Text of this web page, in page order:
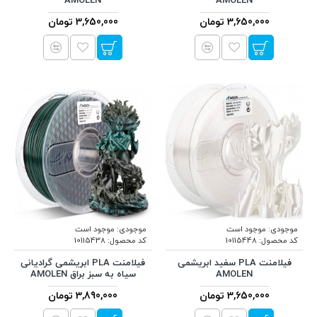
3,650,000 تومان 3,650,000 تومان
موجودی: موجود است
کد محصول:10115448
فیلامنت PLA سفید ابریشمی
AMOLEN
3,650,000 تومان
موجودی: موجود است
کد محصول:10115438
فیلامنت PLA ابریشمی گرادیانی
سیاه به سبز براق AMOLEN
3,890,000 تومان